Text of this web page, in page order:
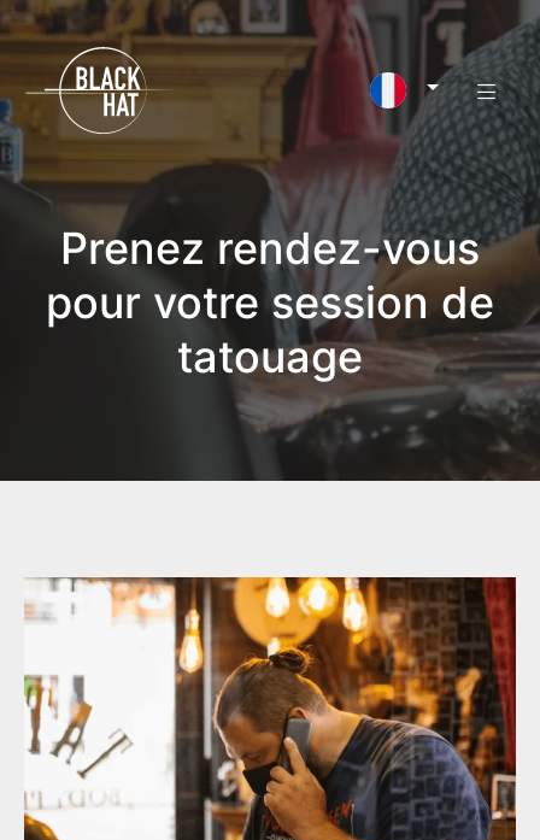
Prenez rendez-vous
pour votre session de
tatouage